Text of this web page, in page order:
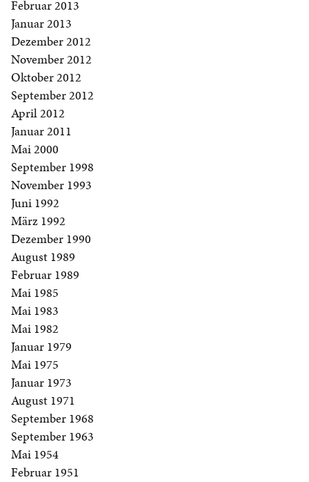
Februar 2013
Januar 2013
Dezember 2012
November 2012
Oktober 2012
September 2012
April 2012
Januar 2011
Mai 2000
September 1998
November 1993
Juni 1992
März 1992
Dezember 1990
August 1989
Februar 1989
Mai 1985
Mai 1983
Mai 1982
Januar 1979
Mai 1975
Januar 1973
August 1971
September 1968
September 1963
Mai 1954
Februar 1951